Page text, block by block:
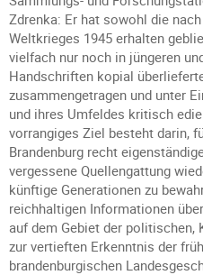
Zdrenka: Er hat sowohl die
Weltkrieges 1945 erhalten
vielfach nur noch in jüngeren
Handschriften kopial
zusammengetragen und unter
und ihres Umfeldes kritisch
vorrangiges Ziel besteht darin,
Brandenburg recht
vergessene Quellengattung
künftige Generationen zu
reichhaltigen Informationen
auf dem Gebiet der politischen,
zur vertieften Erkenntnis der
brandenburgischen